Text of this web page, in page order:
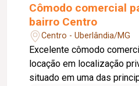
Cômodo comercial
bairro Centro
Centro - Uberlândia/MG
Excelente cômodo
locação em localização
situado em uma das